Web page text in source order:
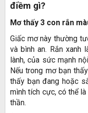
điềm gì?
Mơ thấy 3 con rắn
Giấc mơ này thường
và bình an. Rắn xanh
lành, của sức mạnh
Nếu trong mơ bạn
thấy bạn đang hoặc
mình tích cực, có thể
thần.